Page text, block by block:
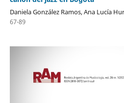
Daniela González Ramos, Ana Lucía
67-89